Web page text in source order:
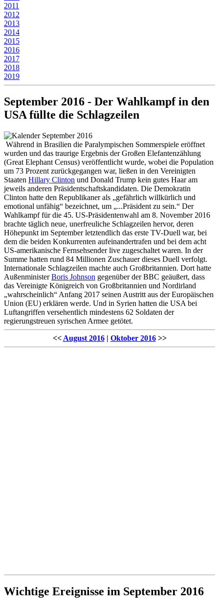
2011
2012
2013
2014
2015
2016
2017
2018
2019
September 2016 - Der Wahlkampf in den
USA füllte die Schlagzeilen
Während in Brasilien die Paralympischen Sommerspiele eröffnet
wurden und das traurige Ergebnis der Großen Elefantenzählung
(Great Elephant Census) veröffentlicht wurde, wobei die Population
um 73 Prozent zurückgegangen war, ließen in den Vereinigten
Staaten Hillary Clinton und Donald Trump kein gutes Haar am
jeweils anderen Präsidentschaftskandidaten. Die Demokratin
Clinton hatte den Republikaner als „gefährlich willkürlich und
emotional unfähig“ bezeichnet, um „...Präsident zu sein.“ Der
Wahlkampf für die 45. US-Präsidentenwahl am 8. November 2016
brachte täglich neue, unerfreuliche Schlagzeilen hervor, deren
Höhepunkt im September letztendlich das erste TV-Duell war, bei
dem die beiden Konkurrenten aufeinandertrafen und bei dem acht
US-amerikanische Fernsehsender live zugeschaltet waren. In der
Summe hatten rund 84 Millionen Zuschauer dieses Duell verfolgt.
Internationale Schlagzeilen machte auch Großbritannien. Dort hatte
AußenministerBoris Johnson gegenüber der BBC geäußert, dass
das Vereinigte Königreich von Großbritannien und Nordirland
„wahrscheinlich“ Anfang 2017 seinen Austritt aus der Europäischen
Union (EU) erklären werde. Und in Syrien hatten die USA bei
Luftangriffen versehentlich mindestens 62 Soldaten der
regierungstreuen syrischen Armee getötet.
<< August 2016| Oktober 2016>>
Wichtige Ereignisse im September 2016